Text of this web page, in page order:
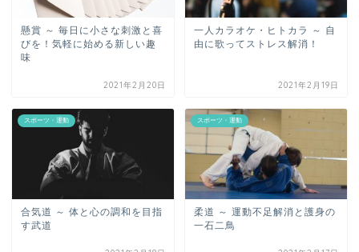
懸賞 ～ 毎日に小さな刺激と喜
びを！気軽に始める新しい趣
味
2021年2月20日
一人カラオケ・ヒトカラ ～ 自
由に歌ってストレス解消！
2021年2月19日
スポーツ・運動
合気道 ～ 体と心の調和を目指
す武道
スポーツ・運動
柔道 ～ 運動不足解消と護身の
一石二鳥